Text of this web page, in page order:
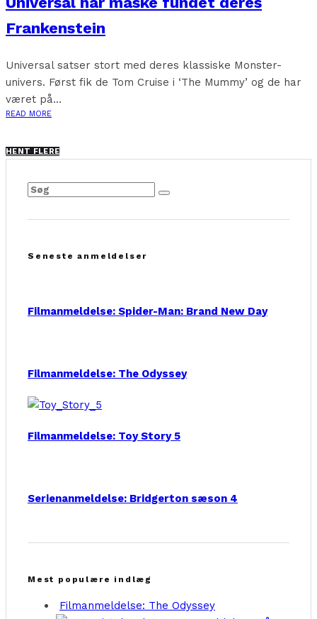
Frankenstein
Universal satser stort med deres klassiske Monster-
univers. Først fik de Tom Cruise i ‘The Mummy’ og de har
været på...
READ MORE
HENT FLERE
Seneste anmeldelser
Filmanmeldelse: Spider-Man: Brand New Day
Filmanmeldelse: The Odyssey
Filmanmeldelse: Toy Story 5
Serienanmeldelse: Bridgerton sæson 4
Mest populære indlæg
Filmanmeldelse: The Odyssey